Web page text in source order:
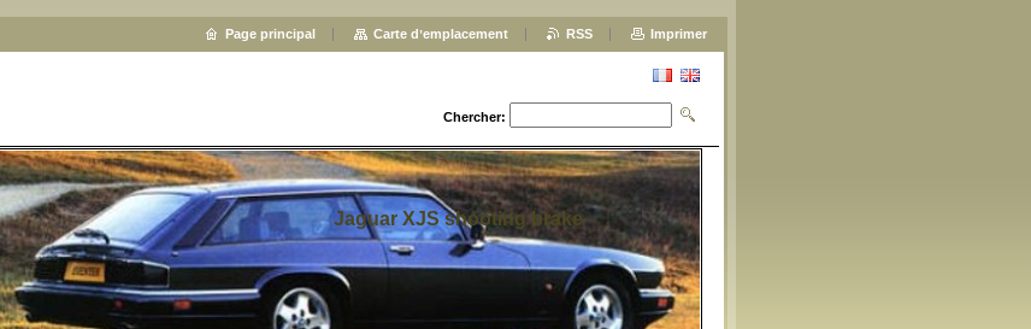
Chercher:
Jaguar XJS shooting brake
Page principal Carte dʼemplacement RSS Imprimer